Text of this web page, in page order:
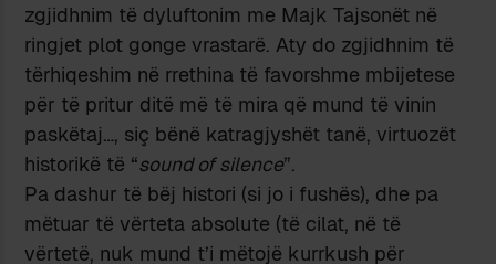
zgjidhnim të dyluftonim me Majk Tajsonët në
ringjet plot gonge vrastarë. Aty do zgjidhnim të
tërhiqeshim në rrethina të favorshme mbijetese
për të pritur ditë më të mira që mund të vinin
paskëtaj…, siç bënë katragjyshët tanë, virtuozët
historikë të “sound of silence”.
Pa dashur të bëj histori (si jo i fushës), dhe pa
mëtuar të vërteta absolute (të cilat, në të
vërtetë, nuk mund t’i mëtojë kurrkush për